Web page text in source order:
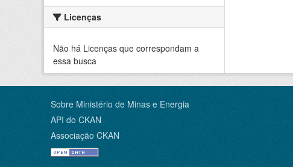
Licenças
Não há Licenças que correspondam a
essa busca
Sobre Ministério de Minas e Energia
API do CKAN
Associação CKAN